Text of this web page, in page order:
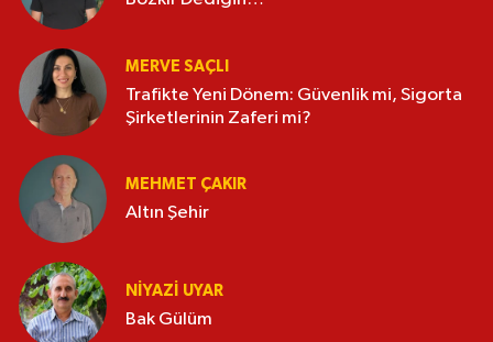
MERVE SAÇLI
Trafikte Yeni Dönem: Güvenlik mi, Sigorta
Şirketlerinin Zaferi mi?
MEHMET ÇAKIR
Altın Şehir
NIYAZI UYAR
Bak Gülüm